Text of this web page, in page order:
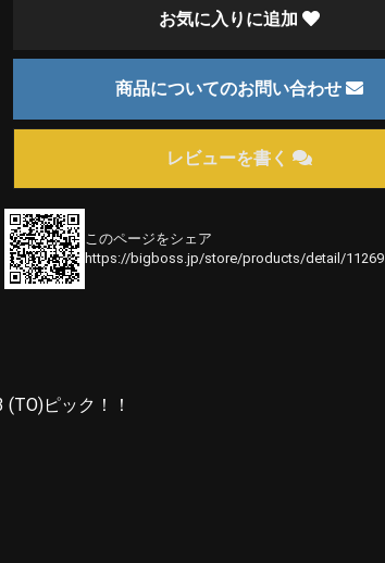
お気に入りに追加
商品についてのお問い合わせ
レビューを書く
このページをシェア
https://bigboss.jp/store/products/detail/11269
ピック！！